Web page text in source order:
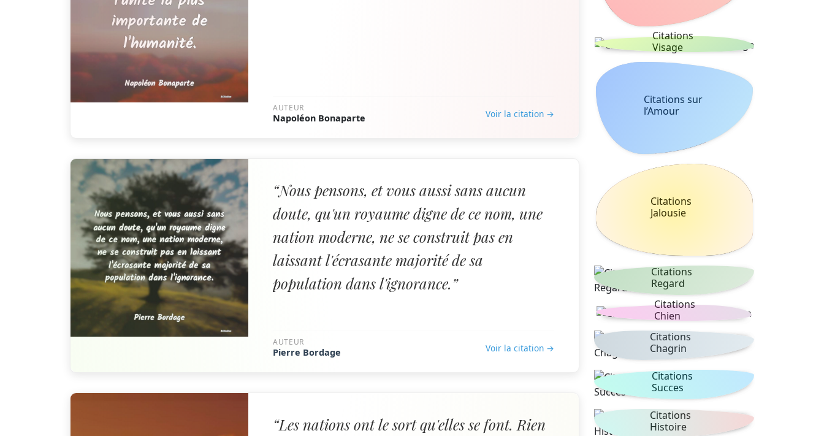
AUTEUR
Napoléon Bonaparte Voir la citation →
“Nous pensons, et vous aussi sans aucun
doute, qu'un royaume digne de ce nom, une
nation moderne, ne se construit pas en
laissant l'écrasante majorité de sa
population dans l'ignorance.”
AUTEUR
Pierre Bordage Voir la citation →
“Les nations ont le sort qu'elles se font. Rien
Citations
Visage
Citations sur
l’Amour
Citations
Jalousie
Citations
Regard
Citations
Chien
Citations
Chagrin
Citations
Succes
Citations
Histoire